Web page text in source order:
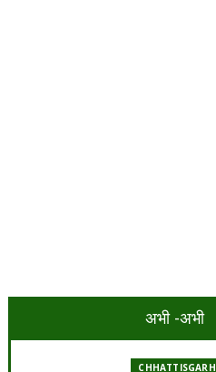
अभी -अभी
CHHATTISGARH